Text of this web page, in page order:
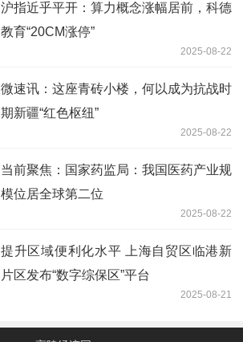
沪指近乎平开：算力概念涨幅居前，科德
教育“20CM涨停”
2025-08-22
微速讯：这座青砖小楼，何以成为抗战时
期新疆“红色枢纽”
2025-08-22
当前聚焦：国家药监局：我国医药产业规
模位居全球第二位
2025-08-22
提升区域便利化水平 上海自贸区临港新
片区发布“数字综保区”平台
2025-08-21